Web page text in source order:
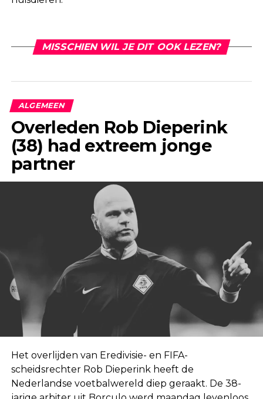
MISSCHIEN WIL JE DIT OOK LEZEN?
ALGEMEEN
Overleden Rob Dieperink
(38) had extreem jonge
partner
Het overlijden van Eredivisie- en FIFA-
scheidsrechter Rob Dieperink heeft de
Nederlandse voetbalwereld diep geraakt. De 38-